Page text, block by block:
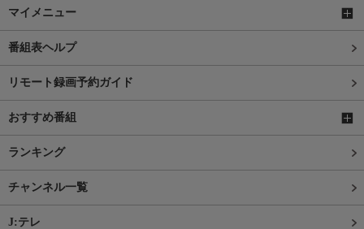
マイメニュー
番組表ヘルプ
リモート録画予約ガイド
おすすめ番組
ランキング
チャンネル一覧
J:テレ